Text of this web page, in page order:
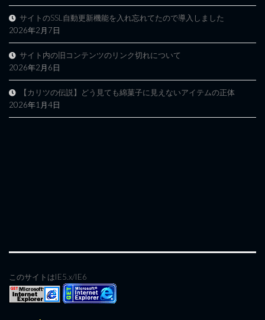
サイトのSSL自動更新機能を入れ忘れてたので導入しました
2026年2月7日
サイト内の旧コンテンツのリンク切れについて
2026年2月6日
【カリツの伝説】どう見ても綿菓子に見えないアイテムの正体
2026年1月4日
このサイトはIE5.x/IE6